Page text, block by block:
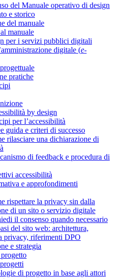
del Manuale operativo di design
e storico
del manuale
manuale
per i servizi pubblici digitali
digitale (e-
pratiche
by design
per l’accessibilità
guida e criteri di successo
rilasciare una dichiarazione di
di feedback e procedura di
accessibilità
e approfondimenti
rispettare la privacy sin dalla
di un sito o servizio digitale
il consenso quando necessario
del sito web: architettura,
privacy, riferimenti DPO
e strategia
di progetto in base agli attori